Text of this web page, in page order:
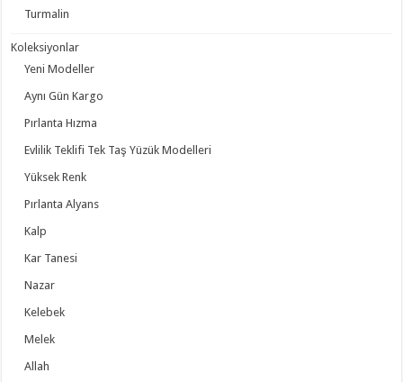
Turmalin
Koleksiyonlar
Yeni Modeller
Aynı Gün Kargo
Pırlanta Hızma
Evlilik Teklifi Tek Taş Yüzük Modelleri
Yüksek Renk
Pırlanta Alyans
Kalp
Kar Tanesi
Nazar
Kelebek
Melek
Allah